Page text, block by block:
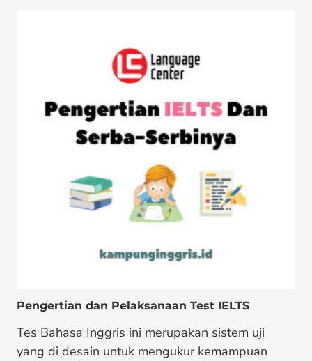
Pengertian dan Pelaksanaan Test IELTS
Tes Bahasa Inggris ini merupakan sistem uji
yang di desain untuk mengukur kemampuan